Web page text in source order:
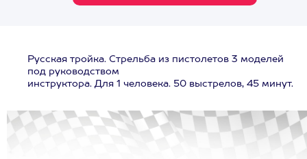
Русская тройка. Стрельба из пистолетов 3 моделей
под руководством
инструктора. Для 1 человека. 50 выстрелов, 45 минут.